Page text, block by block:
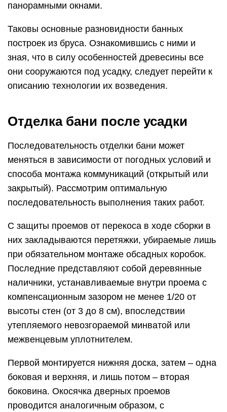
панорамными окнами.
Таковы основные разновидности банных
построек из бруса. Ознакомившись с ними и
зная, что в силу особенностей древесины все
они сооружаются под усадку, следует перейти к
описанию технологии их возведения.
Отделка бани после усадки
Последовательность отделки бани может
меняться в зависимости от погодных условий и
способа монтажа коммуникаций (открытый или
закрытый). Рассмотрим оптимальную
последовательность выполнения таких работ.
С защиты проемов от перекоса в ходе сборки в
них закладываются перетяжки, убираемые лишь
при обязательном монтаже обсадных коробок.
Последние представляют собой деревянные
наличники, устанавливаемые внутри проема с
компенсационным зазором не менее 1/20 от
высоты стен (от 3 до 8 см), впоследствии
утепляемого невозгораемой минватой или
межвенцевым уплотнителем.
Первой монтируется нижняя доска, затем – одна
боковая и верхняя, и лишь потом – вторая
боковина. Окосячка дверных проемов
проводится аналогичным образом, с